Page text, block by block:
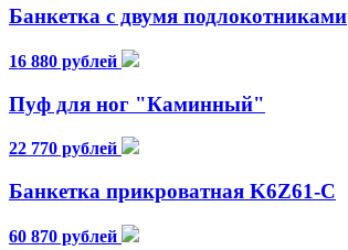
Банкетка с двумя подлокотниками
16 880 рублей
Пуф для ног "Каминный"
22 770 рублей
Банкетка прикроватная K6Z61-C
60 870 рублей